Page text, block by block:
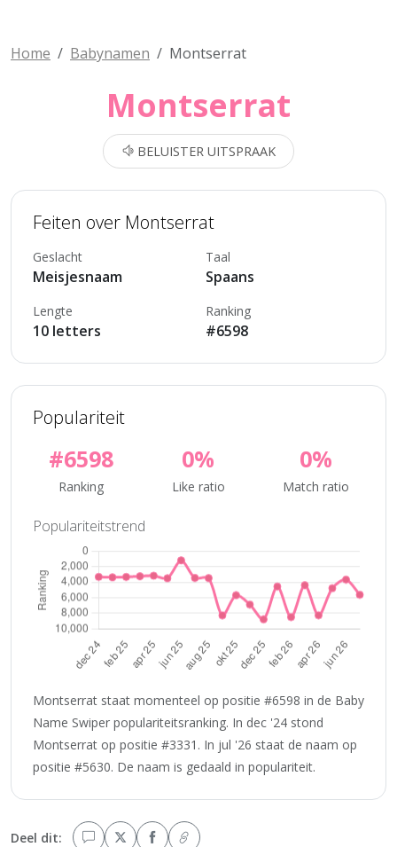
Home Babynamen Montserrat
Montserrat
BELUISTER UITSPRAAK
Feiten over Montserrat
Geslacht
Meisjesnaam
Taal
Spaans
Lengte
10 letters
Ranking
#6598
Populariteit
#6598
Ranking
0%
Like ratio
0%
Match ratio
Populariteitstrend
Montserrat staat momenteel op positie #6598 in de Baby
Name Swiper populariteitsranking. In dec '24 stond
Montserrat op positie #3331. In jul '26 staat de naam op
positie #5630. De naam is gedaald in populariteit.
Deel dit: